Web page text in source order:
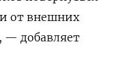
от внешних
— добавляет